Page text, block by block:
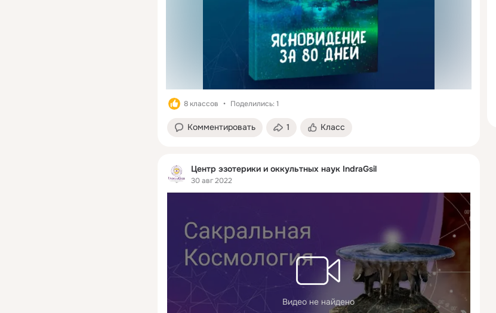
8 классов Поделились: 1
Комментировать 1 Класс
Центр эзотерики и оккультных наук IndraGsil
30 авг 2022
Видео не найдено